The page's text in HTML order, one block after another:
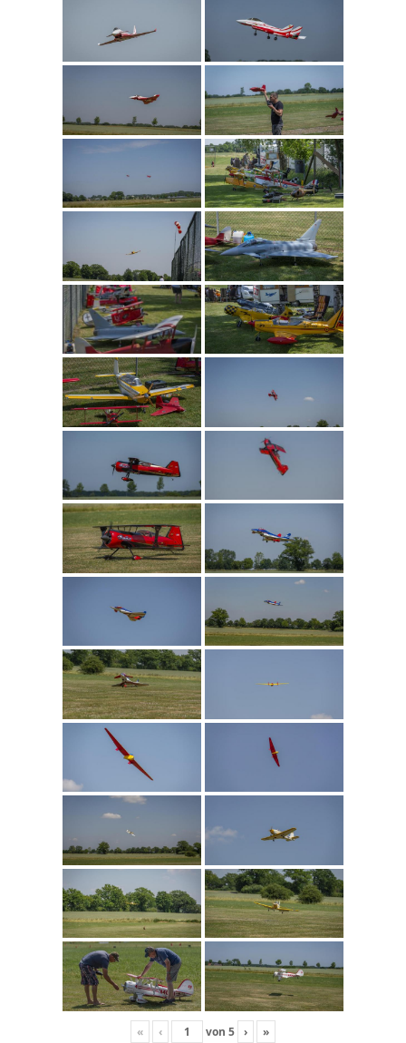
« ‹ von 5 › »